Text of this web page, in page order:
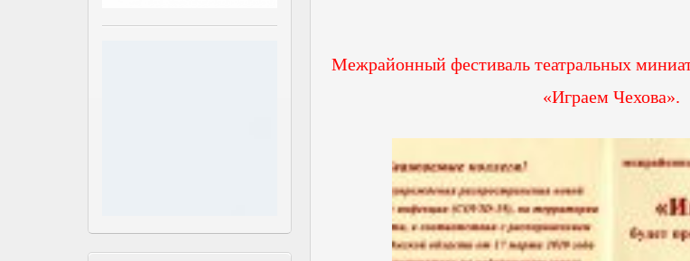
Межрайонный фестиваль театральных
«Играем Чехова».